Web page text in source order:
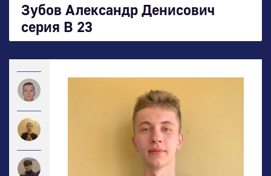
Зубов Александр Денисович
серия В 23